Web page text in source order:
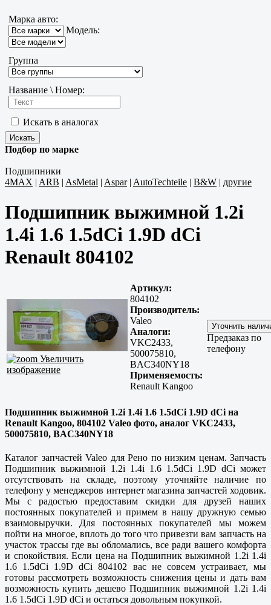
Марка авто:
Модель:
Группа
Название \ Номер:
Искать в аналогах
Подбор по марке
Подшипники
4MAX | ARB | AsMetal | Aspar| AutoTechteile | B&W | другие
Подшипник выжимной 1.2i
1.4i 1.6 1.5dCi 1.9D dCi
Renault 804102
Увеличить
изображение
Артикул:
804102
Производитель:
Valeo
Аналоги:
VKC2433,
500075810,
BAC340NY18
Применяемость:
Renault Kangoo
Предзаказ по
телефону
Подшипник выжимной 1.2i 1.4i 1.6 1.5dCi 1.9D dCi на
Renault Kangoo, 804102 Valeo фото, аналог VKC2433,
500075810, BAC340NY18
Каталог запчастей Valeo для Рено по низким ценам. Запчасть
Подшипник выжимной 1.2i 1.4i 1.6 1.5dCi 1.9D dCi может
отсутствовать на складе, поэтому уточняйте наличие по
телефону у менеджеров интернет магазина запчастей ходовик.
Мы с радостью предоставим скидки для друзей наших
постоянных покупателей и примем в нашу дружную семью
взаимовыручки. Для постоянных покупателей мы можем
пойти на многое, вплоть до того что привезти вам запчасть на
участок трассы где вы обломались, все ради вашего комфорта
и спокойствия. Если цена на Подшипник выжимной 1.2i 1.4i
1.6 1.5dCi 1.9D dCi 804102 вас не совсем устраивает, мы
готовы рассмотреть возможность снижения цены и дать вам
возможность купить дешево Подшипник выжимной 1.2i 1.4i
1.6 1.5dCi 1.9D dCi и остаться довольным покупкой.